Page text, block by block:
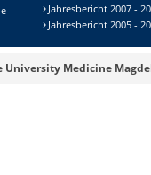
Jahresbericht 2007 -
Jahresbericht 2005 -
University Medicine